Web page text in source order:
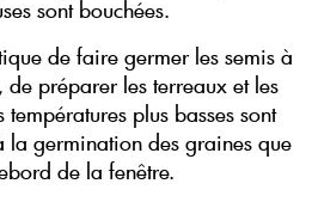
sont bouchées.
de faire germer les semis à
de préparer les terreaux et les
températures plus basses sont
la germination des graines que
de la fenêtre.